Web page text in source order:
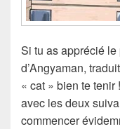
Si tu as apprécié
d’Angyaman,
« cat » bien te
avec les deux
commencer